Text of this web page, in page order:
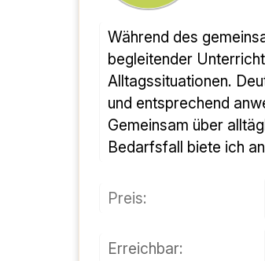
Während des gemeinsamen Lernens der deutschen Sprache in ruhiger Atmosphäre orientiert sich mein
begleitender
Alltagssituationen.
und entsprechend
Gemeinsam über
Bedarfsfall biete ich
Preis:
Erreichbar: